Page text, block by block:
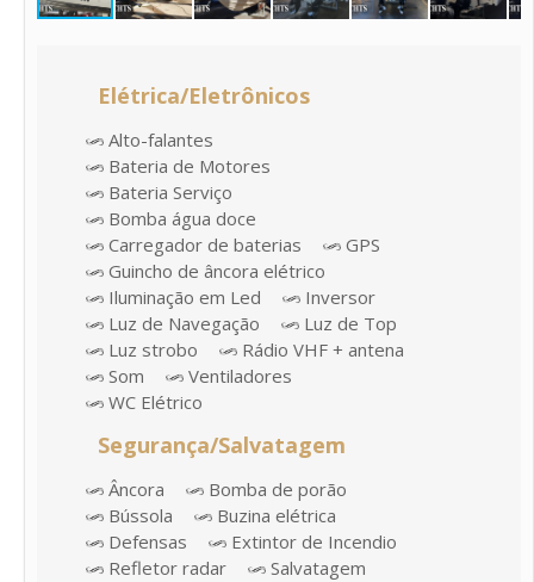
Elétrica/Eletrônicos
Alto-falantes
Bateria de Motores
Bateria Serviço
Bomba água doce
Carregador de baterias
GPS
Guincho de âncora elétrico
Iluminação em Led
Inversor
Luz de Navegação
Luz de Top
Luz strobo
Rádio VHF + antena
Som
Ventiladores
WC Elétrico
Segurança/Salvatagem
Âncora
Bomba de porão
Bússola
Buzina elétrica
Defensas
Extintor de Incendio
Refletor radar
Salvatagem